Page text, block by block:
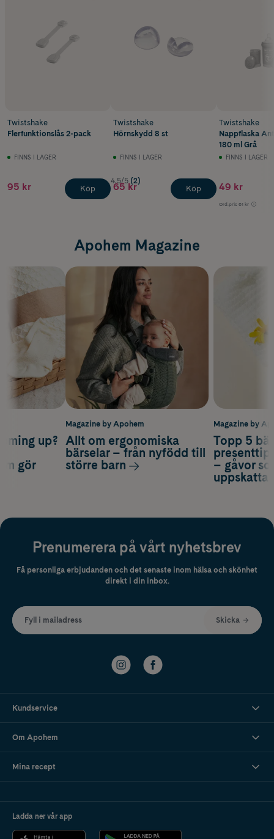
Twistshake
Flerfunktionslås 2-pack
FINNS I LAGER
95 kr Köp
Twistshake
Hörnskydd 8 st
FINNS I LAGER
4.5/5 (2)
65 kr Köp
Twistshake
Nappflaska
180 ml Grå
FINNS I LAGER
49 kr
Ord.pris 61 kr
Apohem Magazine
Magazine by
Topp 5
– gåvor
up?
gör
Magazine by Apohem
Allt om ergonomiska
bärselar – från nyfödd till
större barn
Prenumerera på vårt nyhetsbrev
Få personliga erbjudanden och det senaste inom hälsa och skönhet
direkt i din inbox.
Fyll i mailadress Skicka
Kundservice
Om Apohem
Mina recept
Ladda ner vår app